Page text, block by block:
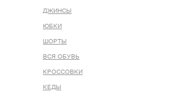
ДЖИНСЫ
ЮБКИ
ШОРТЫ
ВСЯ ОБУВЬ
КРОССОВКИ
КЕДЫ